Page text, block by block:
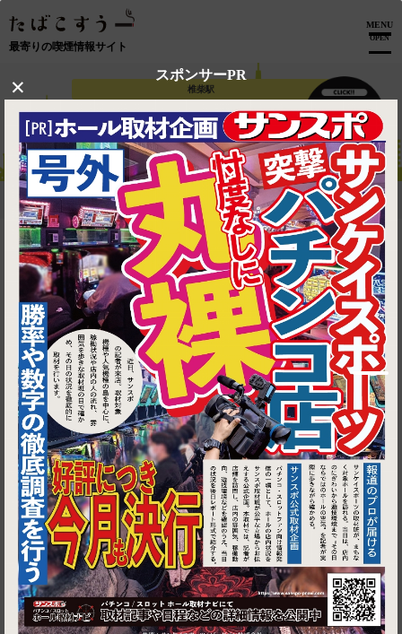
最寄りの喫煙情報サイト
MENU
OPEN
スポンサーPR
×
1
椎柴駅
【 椎柴駅 】喫煙可能な飲食店
トップ 椎柴駅
マップで見る